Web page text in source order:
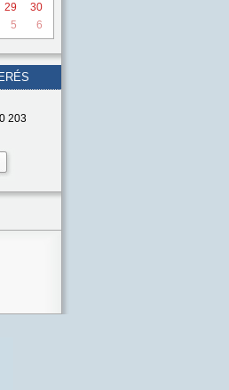
29
30
5 6
203